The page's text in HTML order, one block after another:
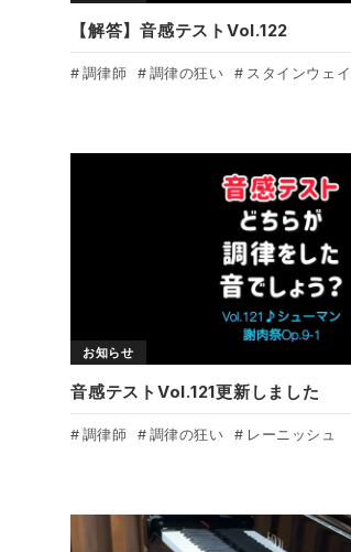
【解答】音感テストVol.122
調律師 調律の狂い スタインウェイ
お知らせ
音感テストVol.121更新しました
調律師 調律の狂い レーニッシュ